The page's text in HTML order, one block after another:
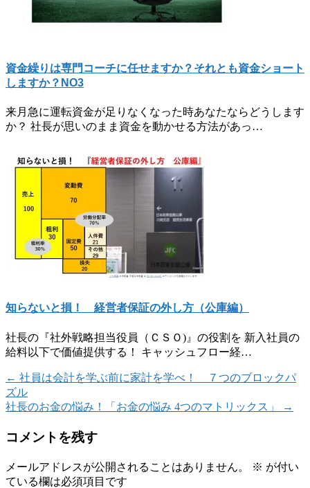
資金繰りは専門コーチに任せますか？それとも資金ショート
しますか？NO3
来月急に運転資金が足りなくなった時あなたならどうします
か？ 社長が思いのまま資金を動かせる方法があっ…
知らないと損！ 経営者保証の外し方（公庫編）
社長の『社外戦略担当役員（ＣＳＯ)』の役割を 新入社員の
給料以下で価値提供する！ キャッシュフロー経…
← 社員は会計を学ぶ前に家計を学べ！ ７つのブロックパ
ズル
社長のお金の悩み！「お金の悩み 4つのマトリックス」
→
コメントを残す
メールアドレスが公開されることはありません。 ※ が付い
ている欄は必須項目です